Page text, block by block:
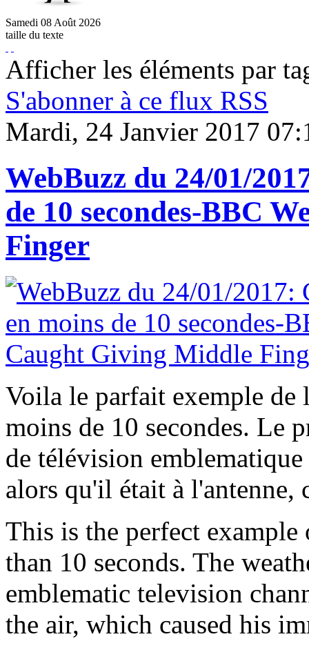
Samedi 08 Août 2026
taille du texte
Afficher les éléments par
S'abonner à ce flux RSS
Mardi, 24 Janvier 2017
WebBuzz du 24/01/
de 10 secondes-BBC
Finger
Voila le parfait exemple
moins de 10 secondes. Le
de télévision
alors qu'il était à l'antenne,
This is the perfect
than 10 seconds. The
emblematic television
the air, which caused his